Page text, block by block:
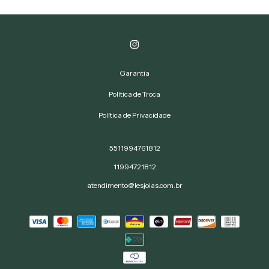
Garantia
Política de Troca
Política de Privacidade
5511994761812
11994721812
atendimento@lesjoias.com.br